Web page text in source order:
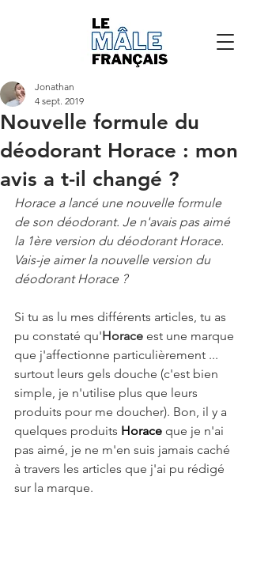
Nouvelle formule du
déodorant Horace : mon
avis a t-il changé ?
Jonathan
4 sept. 2019
Horace a lancé une nouvelle formule
de son déodorant. Je n'avais pas aimé
la 1ère version du déodorant Horace.
Vais-je aimer la nouvelle version du
déodorant Horace ?
Si tu as lu mes différents articles, tu as
pu constaté qu'Horace est une marque
que j'affectionne particulièrement ...
surtout leurs gels douche (c'est bien
simple, je n'utilise plus que leurs
produits pour me doucher). Bon, il y a
quelques produits Horace que je n'ai
pas aimé, je ne m'en suis jamais caché
à travers les articles que j'ai pu rédigé
sur la marque.